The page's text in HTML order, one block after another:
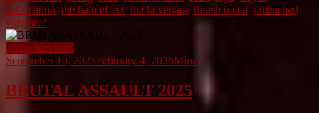
suffocation the halo effect the kovenant thrash metal unleashed
wayfarer
Show Reviews
September 10, 2025February 4, 2026Miro
BRUTAL ASSAULT 2025